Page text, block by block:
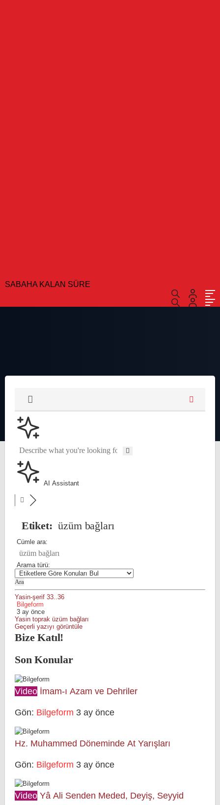
SABAHA KALAN SÜRE
AI Assistant
Etiket:üzüm bağları
Cümle ara:
Arama türü:
Yasin-şerif 33..36
Bilgeform
3 ay önce
Yasin toprak üzüm bağları
Geçerli yazıyı görüntüle
Bize Katıl!
Son Konular
Video İmam-ı Azam ve Dehriler
Gön: Bilgeform 3 ay önce
Hz. Muhammed Döneminde At Yarışları
Gön: Bilgeform 3 ay önce
Video Yâ Ali Senden Meded, Deyiş, Seyyid